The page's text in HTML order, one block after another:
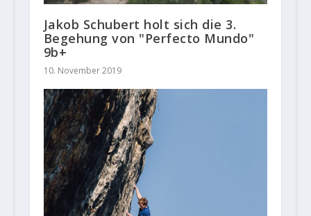
Jakob Schubert holt sich die 3.
Begehung von "Perfecto Mundo"
9b+
10. November 2019